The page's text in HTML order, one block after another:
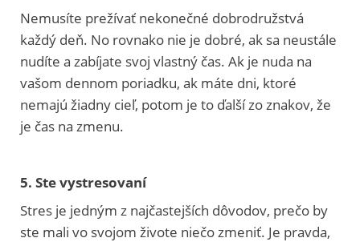
Nemusíte prežívať nekonečné dobrodružstvá
každý deň. No rovnako nie je dobré, ak sa neustále
nudíte a zabíjate svoj vlastný čas. Ak je nuda na
vašom dennom poriadku, ak máte dni, ktoré
nemajú žiadny cieľ, potom je to ďalší zo znakov, že
je čas na zmenu.
5. Ste vystresovaní
Stres je jedným z najčastejších dôvodov, prečo by
ste mali vo svojom živote niečo zmeniť. Je pravda,